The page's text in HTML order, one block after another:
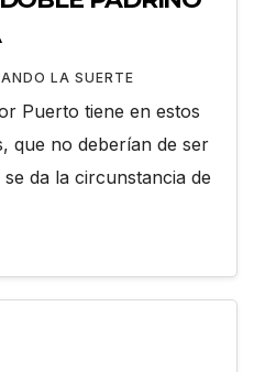
LA SUERTE
Puerto tiene en estos
que no deberían de ser
da la circunstancia de